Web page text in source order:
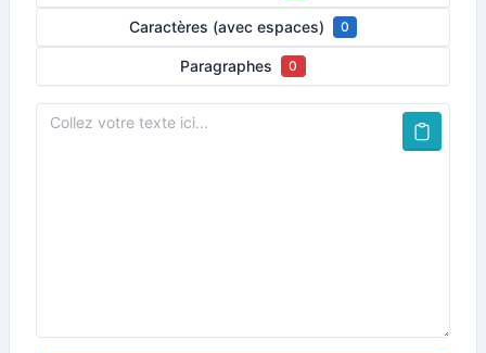
Caractères (avec espaces) 0
Paragraphes 0